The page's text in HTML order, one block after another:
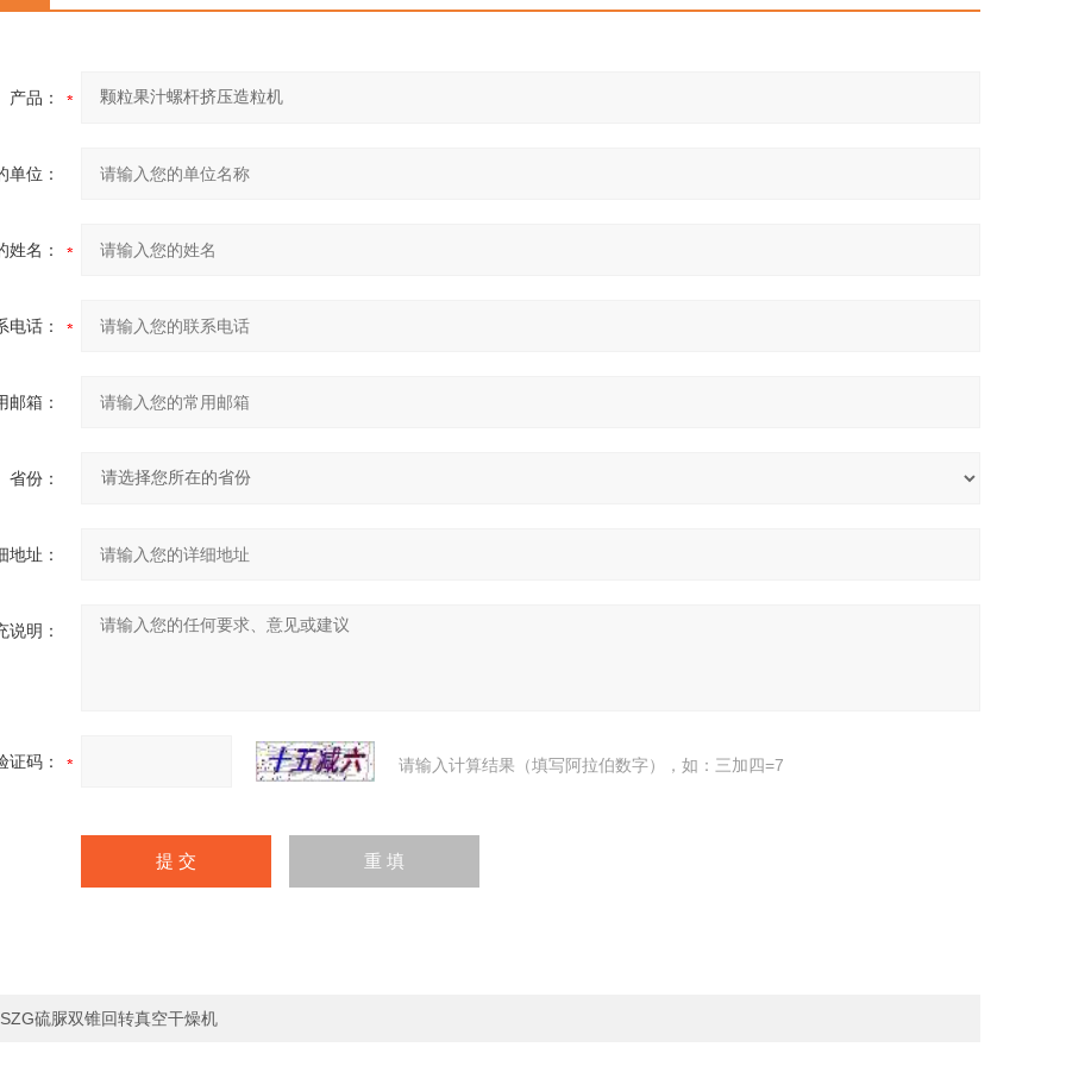
产品：
单位：
姓名：
电话：
邮箱：
省份：
地址：
说明：
证码： 请输入计算结果（填写阿拉伯数字），如：三加四=7
SZG硫脲双锥回转真空干燥机